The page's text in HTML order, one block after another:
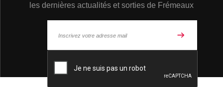
les dernières actualités et sorties de Frémeaux